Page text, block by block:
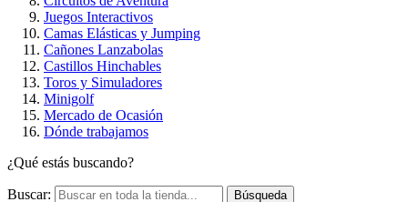
Juegos Interactivos
Camas Elásticas y Jumping
Cañones Lanzabolas
Castillos Hinchables
Toros y Simuladores
Minigolf
Mercado de Ocasión
Dónde trabajamos
¿Qué estás buscando?
Buscar: Búsqueda